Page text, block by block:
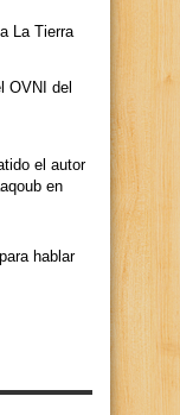
La Tierra
OVNI del
el autor
en
hablar